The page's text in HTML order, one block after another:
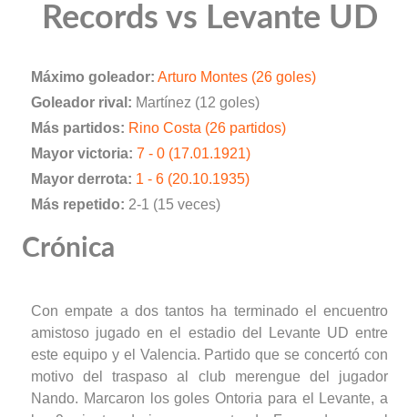
Records vs Levante UD
Máximo goleador: Arturo Montes (26 goles)
Goleador rival: Martínez (12 goles)
Más partidos: Rino Costa (26 partidos)
Mayor victoria: 7 - 0 (17.01.1921)
Mayor derrota: 1 - 6 (20.10.1935)
Más repetido: 2-1 (15 veces)
Crónica
Con empate a dos tantos ha terminado el encuentro
amistoso jugado en el estadio del Levante UD entre
este equipo y el Valencia. Partido que se concertó con
motivo del traspaso al club merengue del jugador
Nando. Marcaron los goles Ontoria para el Levante, a